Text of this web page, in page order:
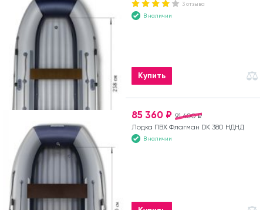
3 отзыва
В наличии
Купить
91 400 ₽
85 360 ₽
Лодка ПВХ Флагман DK 380 НДНД
В наличии